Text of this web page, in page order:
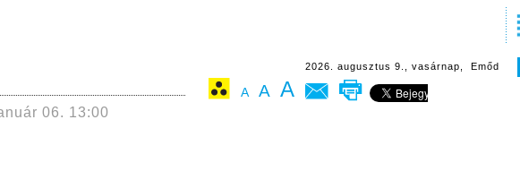
2026. augusztus 9., vasárnap, Emőd
A A A
06. 13:00